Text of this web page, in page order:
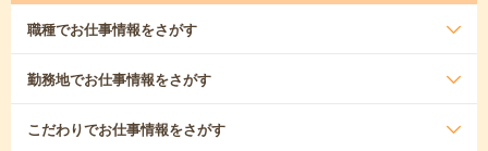
職種でお仕事情報をさがす
勤務地でお仕事情報をさがす
こだわりでお仕事情報をさがす